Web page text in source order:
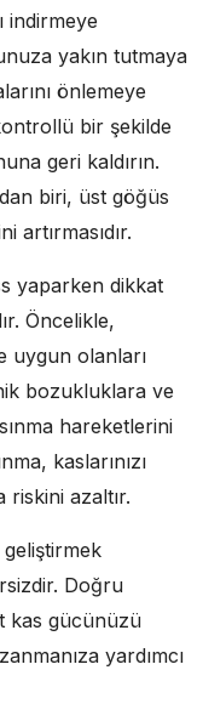
indirmeye
yakın tutmaya
önlemeye
bir şekilde
geri kaldırın.
biri, üst göğüs
artırmasıdır.
yaparken dikkat
Öncelikle,
uygun olanları
bozukluklara ve
hareketlerini
kaslarınızı
azaltır.
Doğru
kas gücünüzü
yardımcı